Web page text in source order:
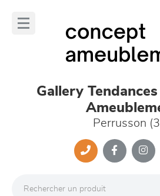
Gallery
Perrusson